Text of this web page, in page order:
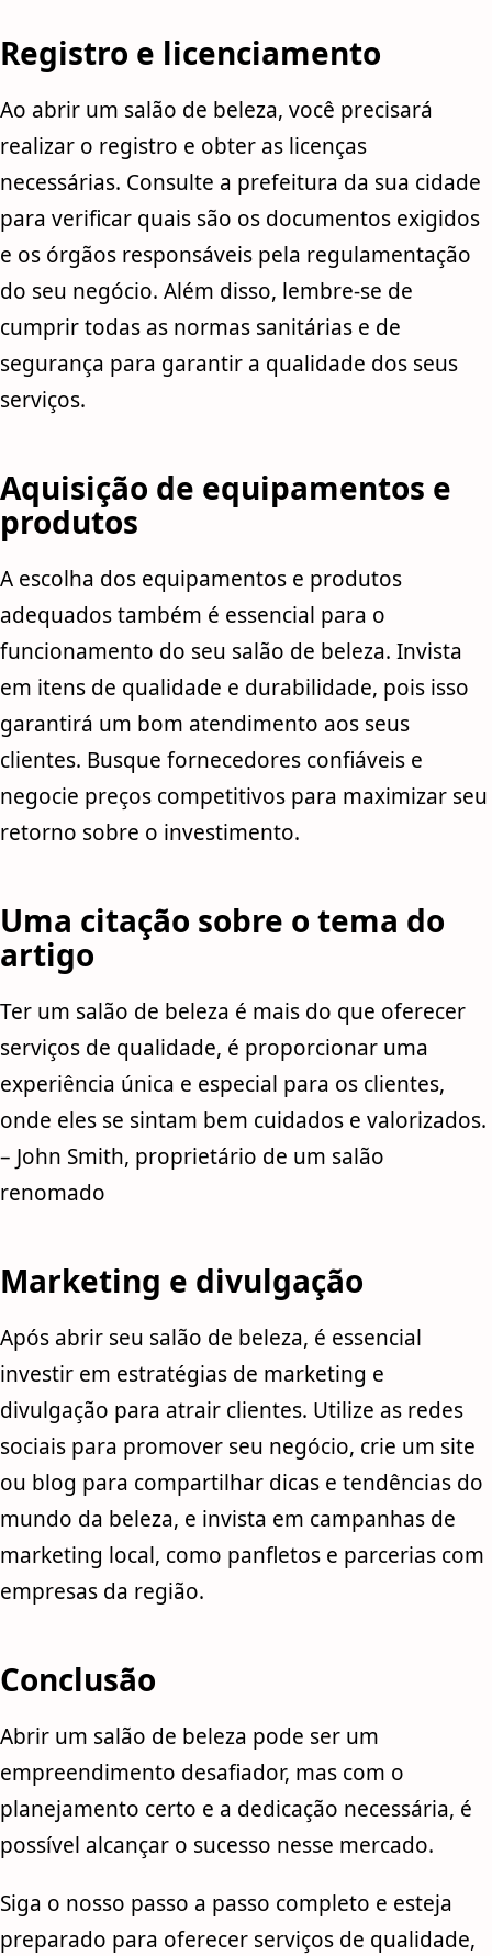
Registro e licenciamento
Ao abrir um salão de beleza, você precisará
realizar o registro e obter as licenças
necessárias. Consulte a prefeitura da sua cidade
para verificar quais são os documentos exigidos
e os órgãos responsáveis pela regulamentação
do seu negócio. Além disso, lembre-se de
cumprir todas as normas sanitárias e de
segurança para garantir a qualidade dos seus
serviços.
Aquisição de equipamentos e
produtos
A escolha dos equipamentos e produtos
adequados também é essencial para o
funcionamento do seu salão de beleza. Invista
em itens de qualidade e durabilidade, pois isso
garantirá um bom atendimento aos seus
clientes. Busque fornecedores confiáveis e
negocie preços competitivos para maximizar seu
retorno sobre o investimento.
Uma citação sobre o tema do
artigo
Ter um salão de beleza é mais do que oferecer
serviços de qualidade, é proporcionar uma
experiência única e especial para os clientes,
onde eles se sintam bem cuidados e valorizados.
– John Smith, proprietário de um salão
renomado
Marketing e divulgação
Após abrir seu salão de beleza, é essencial
investir em estratégias de marketing e
divulgação para atrair clientes. Utilize as redes
sociais para promover seu negócio, crie um site
ou blog para compartilhar dicas e tendências do
mundo da beleza, e invista em campanhas de
marketing local, como panfletos e parcerias com
empresas da região.
Conclusão
Abrir um salão de beleza pode ser um
empreendimento desafiador, mas com o
planejamento certo e a dedicação necessária, é
possível alcançar o sucesso nesse mercado.
Siga o nosso passo a passo completo e esteja
preparado para oferecer serviços de qualidade,